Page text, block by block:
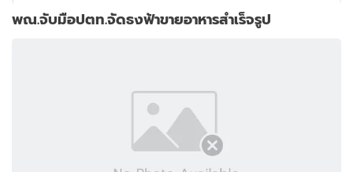
พณ.จับมือปตท.จัดธงฟ้าขายอาหารสำเร็จรูป